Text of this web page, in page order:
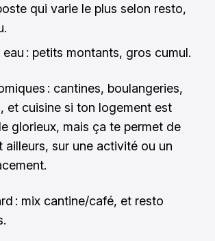
qui varie le plus selon resto,
: petits montants, gros cumul.
: cantines, boulangeries,
et cuisine si ton logement est
glorieux, mais ça te permet de
ailleurs, sur une activité ou un
: mix cantine/café, et resto